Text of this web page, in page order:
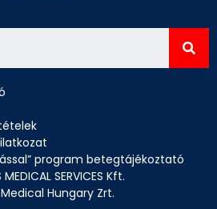
program betegtájékoztató
SERVICES Kft.
Hungary Zrt.